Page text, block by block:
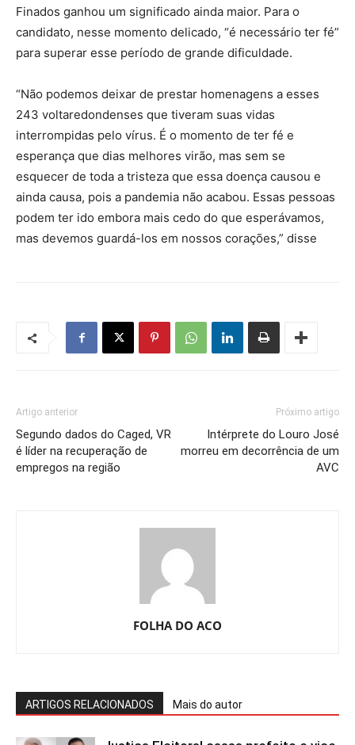
Finados ganhou um significado ainda maior. Para o
candidato, nesse momento delicado, “é necessário ter fé”
para superar esse período de grande dificuldade.
“Não podemos deixar de prestar homenagens a esses
243 voltaredondenses que tiveram suas vidas
interrompidas pelo vírus. É o momento de ter fé e
esperança que dias melhores virão, mas sem se
esquecer de toda a tristeza que essa doença causou e
ainda causa, pois a pandemia não acabou. Essas pessoas
podem ter ido embora mais cedo do que esperávamos,
mas devemos guardá-los em nossos corações,” disse
Artigo anterior
Segundo dados do Caged, VR
é líder na recuperação de
empregos na região
Próximo artigo
Intérprete do Louro José
morreu em decorrência de um
AVC
FOLHA DO ACO
ARTIGOS RELACIONADOS Mais do autor